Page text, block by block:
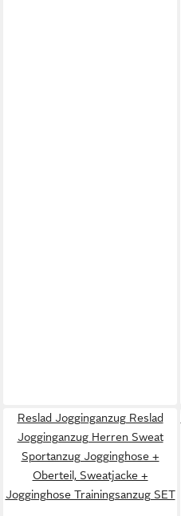
Reslad Jogginganzug Reslad
Jogginganzug Herren Sweat
Sportanzug Jogginghose +
Oberteil, Sweatjacke +
Jogginghose Trainingsanzug SET